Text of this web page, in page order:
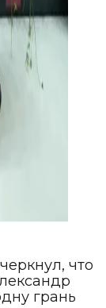
что
грань